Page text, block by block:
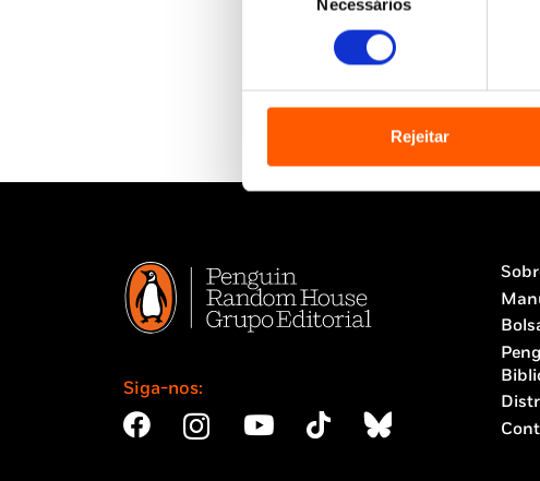
consentimento
Necessários
Rejeitar
Siga-nos: